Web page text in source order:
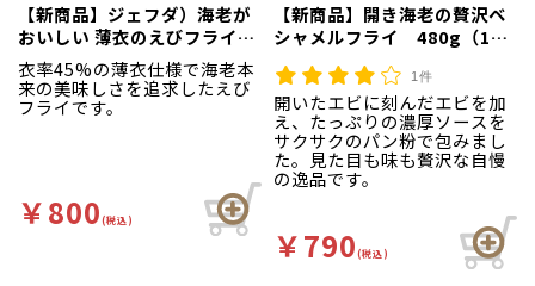
【新商品】ジェフダ）海老が
おいしい 薄衣のえびフライ
320g（20尾入）
衣率45%の薄衣仕様で海老本
来の美味しさを追求したえび
フライです。
￥800(税込)
【新商品】開き海老の贅沢ベ
シャメルフライ 480g（12
1件
開いたエビに刻んだエビを加
え、たっぷりの濃厚ソースを
サクサクのパン粉で包みまし
た。見た目も味も贅沢な自慢
の逸品です。
￥790(税込)